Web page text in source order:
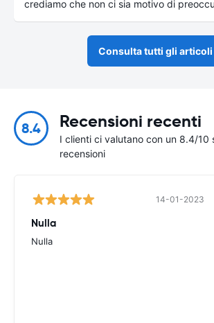
crediamo che non ci sia motivo di
Consulta tutti gli articoli
8.4 Recensioni recenti
I clienti ci valutano con un 8.4/10
recensioni
14-01-2023
Nulla
Nulla